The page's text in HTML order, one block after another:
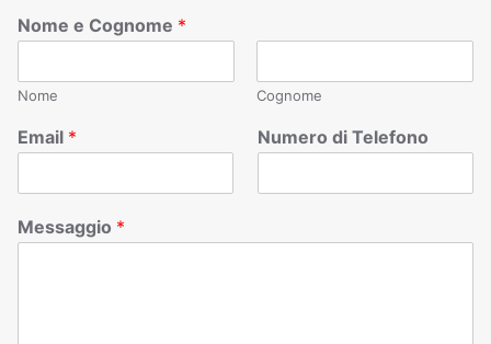
Nome e Cognome *
Nome Cognome
Email * Numero di Telefono
Messaggio *